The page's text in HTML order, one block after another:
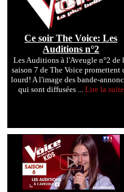
Ce soir The Voice: Les
Auditions n°2
Les Auditions à l'Aveugle n°2 de
saison 7 de The Voice promettent
lourd! A l'image des bande-
qui sont diffusées ... Lire la suite